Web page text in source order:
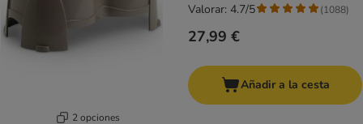
2 opciones
27,99 €
Valorar: 4.7/5 (1088)
Añadir a la cesta